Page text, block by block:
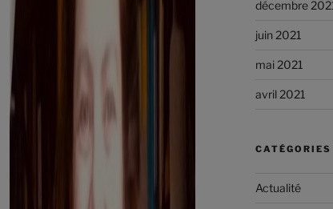
décembre
juin 2021
mai 2021
avril 2021
CATÉGORIES
Actualité